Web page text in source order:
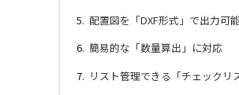
配置図を「DXF形式」で出力可
簡易的な「数量算出」に対応
リスト管理できる「チェックリ